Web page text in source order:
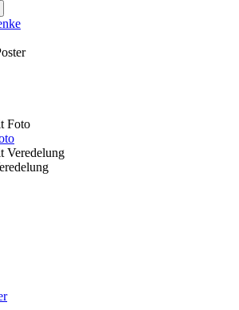
Foto
Veredelung